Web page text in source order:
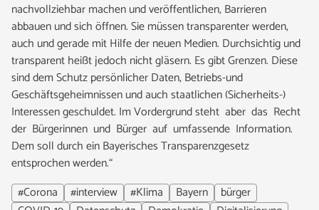
nachvollziehbar machen und veröffentlichen, Barrieren
abbauen und sich öffnen. Sie müssen transparenter werden,
auch und gerade mit Hilfe der neuen Medien. Durchsichtig und
transparent heißt jedoch nicht gläsern. Es gibt Grenzen. Diese
sind dem Schutz persönlicher Daten, Betriebs-und
Geschäftsgeheimnissen und auch staatlichen (Sicherheits-)
Interessen geschuldet. Im Vordergrund steht aber das Recht
der Bürgerinnen und Bürger auf umfassende Information.
Dem soll durch ein Bayerisches Transparenzgesetz
entsprochen werden.“
#Corona
#interview #Klima Bayern
bürger